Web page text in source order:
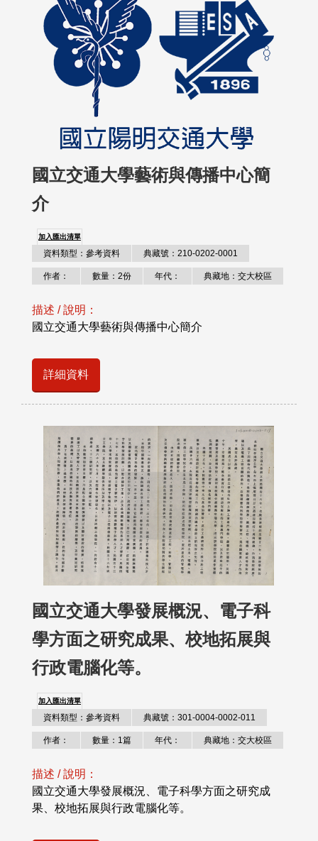
國立交通大學藝術與傳播中心簡
介
加入匯出清單
資料類型：參考資料 典藏號：210-0202-0001
作者： 數量：2份 年代： 典藏地：交大校區
描述 / 說明：
國立交通大學藝術與傳播中心簡介
詳細資料
國立交通大學發展概況、電子科
學方面之研究成果、校地拓展與
行政電腦化等。
加入匯出清單
資料類型：參考資料 典藏號：301-0004-0002-011
作者： 數量：1篇 年代： 典藏地：交大校區
描述 / 說明：
國立交通大學發展概況、電子科學方面之研究成
果、校地拓展與行政電腦化等。